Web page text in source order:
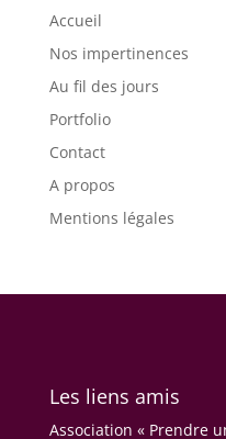
Accueil
Nos impertinences
Au fil des jours
Portfolio
Contact
A propos
Mentions légales
Les liens amis
Association « Prendre